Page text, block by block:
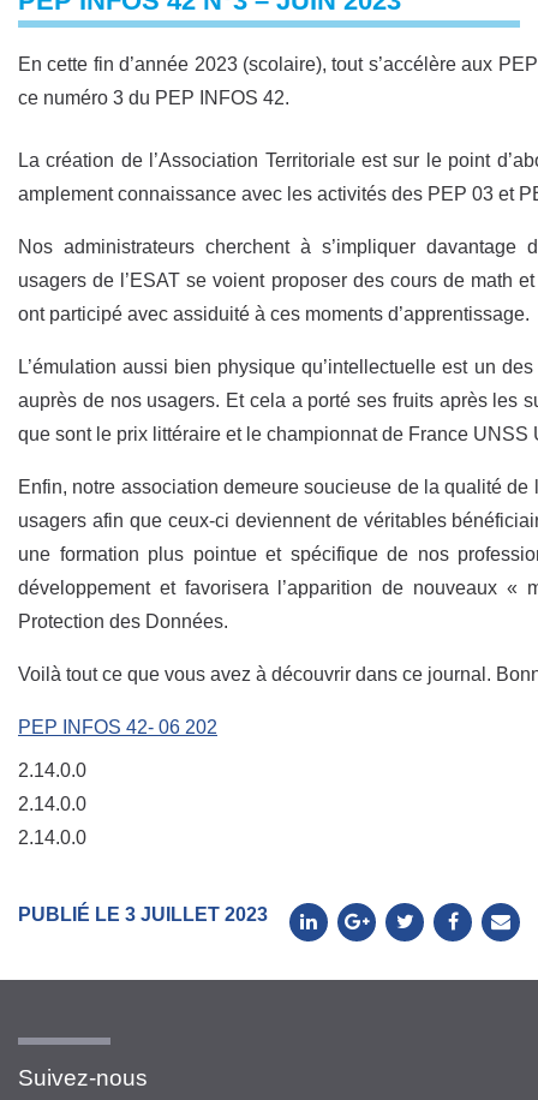
En cette fin d’année 2023 (scolaire), tout s’accélère aux
ce numéro 3 du PEP INFOS 42.
La création de l’Association Territoriale est sur le point
amplement connaissance avec les activités des PEP 03 et
Nos administrateurs cherchent à s’impliquer
usagers de l’ESAT se voient proposer des cours de math
ont participé avec assiduité à ces moments d’apprentissage.
L’émulation aussi bien physique qu’intellectuelle est un
auprès de nos usagers. Et cela a porté ses fruits après les
que sont le prix littéraire et le championnat de France UNSS
Enfin, notre association demeure soucieuse de la qualité
usagers afin que ceux-ci deviennent de véritables
une formation plus pointue et spécifique de nos
développement et favorisera l’apparition de nouveaux
Protection des Données.
Voilà tout ce que vous avez à découvrir dans ce journal.
PEP INFOS 42- 06 202
2.14.0.0
2.14.0.0
2.14.0.0
PUBLIÉ LE 3 JUILLET 2023
Suivez-nous